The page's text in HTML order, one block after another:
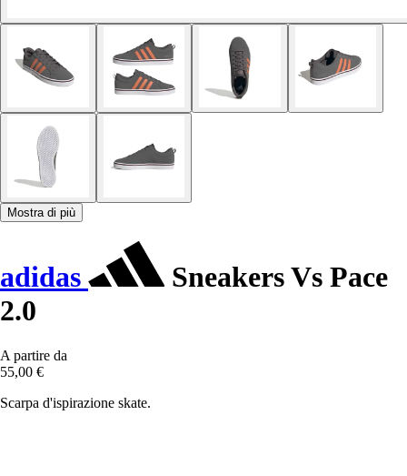
Mostra di più
adidas
Sneakers Vs Pace
2.0
A partire da
55,00 €
Scarpa d'ispirazione skate.